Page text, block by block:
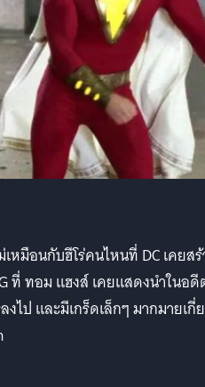
หมือนกับฮีโร่คนไหนที่ DC เคยส
ที่ ทอม แฮงส์ เคยแสดงนำในอ
ไป และมีเกร็ดเล็กๆ มากมายเกี่